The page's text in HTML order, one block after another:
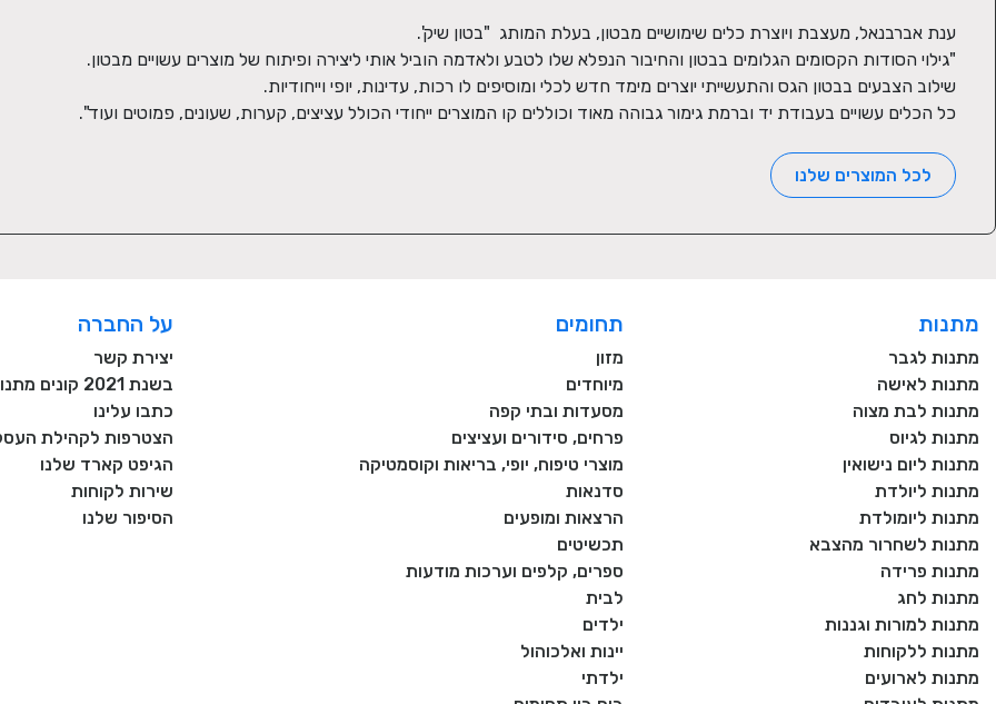
כל הכלים עשויים בעבודת יד וברמת גימור גבוהה מאוד וכוללים קו המוצרים ייחודי הכולל עציצים, קערות, שעונים, פמוטים ועוד".
לכל המוצרים שלנו
מתנות
מתנות לגבר
מתנות לאישה
מתנות לבת מצוה
מתנות לגיוס
מתנות ליום נישואין
מתנות ליולדת
מתנות ליומולדת
מתנות לשחרור מהצבא
מתנות פרידה
מתנות לחג
מתנות למורות וגננות
מתנות ללקוחות
מתנות לארועים
תחומים
מזון
מיוחדים
מסעדות ובתי קפה
פרחים, סידורים ועציצים
מוצרי טיפוח, יופי, בריאות וקוסמטיקה
סדנאות
הרצאות ומופעים
תכשיטים
ספרים, קלפים וערכות מודעות
לבית
ילדים
יינות ואלכוהול
ילדתי
על החברה
יצירת קשר
בשנת 2021 קונים מתנות רק מעסקים כחול לבן!
כתבו עלינו
הצטרפות לקהילת
הגיפט קארד שלנו
שירות לקוחות
הסיפור שלנו